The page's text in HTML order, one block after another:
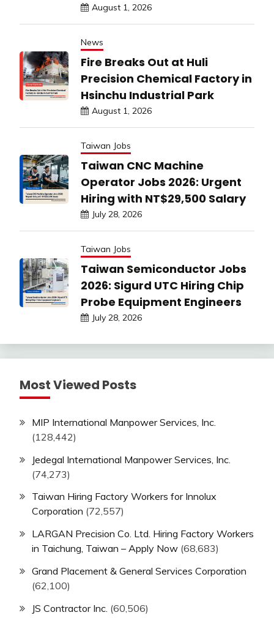
August 1, 2026
News
Fire Breaks Out at Huli
Precision Chemical Factory in
Hsinchu Industrial Park
August 1, 2026
Taiwan Jobs
Taiwan CNC Machine
Operator Jobs 2026: Urgent
Hiring with NT$29,500 Salary
July 28, 2026
Taiwan Jobs
Taiwan Semiconductor Jobs
2026: Sigurd UTC Hiring Chip
Probe Equipment Engineers
July 28, 2026
Most Viewed Posts
MIP International Manpower Services, Inc.
(128,442)
Jedegal International Manpower Services, Inc.
(74,273)
Taiwan Hiring Factory Workers for Innolux
Corporation (72,557)
LARGAN Precision Co. Ltd. Hiring Factory Workers
in Taichung, Taiwan – Apply Now (68,683)
Grand Placement & General Services Corporation
(62,100)
JS Contractor Inc. (60,506)